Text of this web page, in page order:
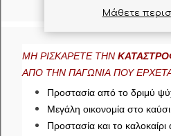
Ρωτήστε
ΜΗ ΡΙΣΚΑΡΕΤΕ ΤΗΝ
ΑΠΟ ΤΗΝ ΠΑΓΩΝΙΑ ΠΟΥ
Προστασία από το δριμύ
Μεγάλη οικονομία στο
Προστασία και το
Μάθετε